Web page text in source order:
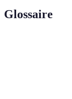
Glossaire